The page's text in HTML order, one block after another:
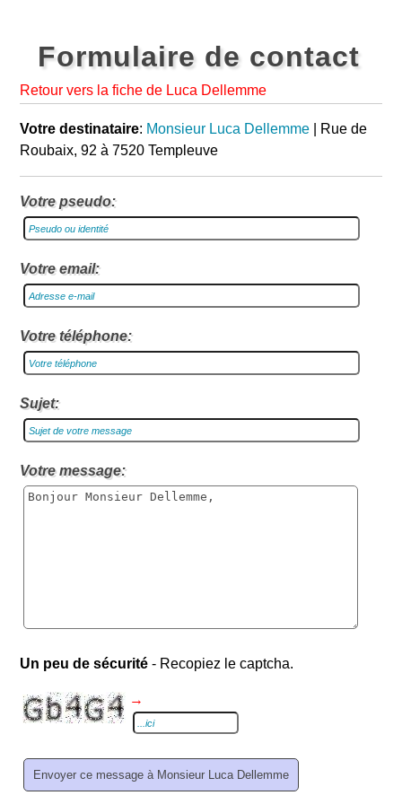
Formulaire de contact
Retour vers la fiche de Luca Dellemme
Votre destinataire: Monsieur Luca Dellemme | Rue de
Roubaix, 92 à 7520 Templeuve
Votre pseudo:
Votre email:
Votre téléphone:
Sujet:
Votre message:
Un peu de sécurité - Recopiez le captcha.
→